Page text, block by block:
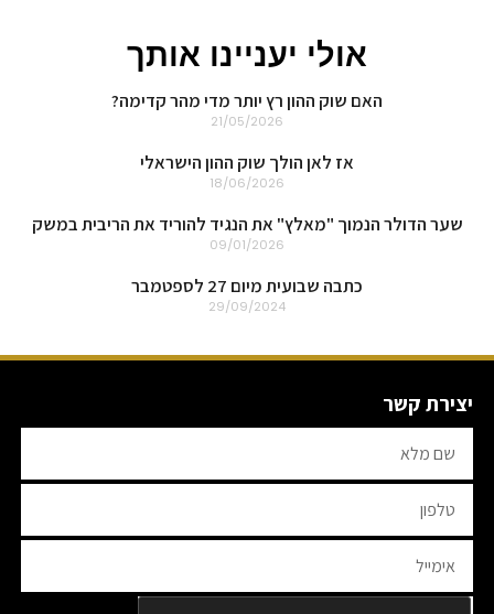
אולי יעניינו אותך
האם שוק ההון רץ יותר מדי מהר קדימה?
21/05/2026
אז לאן הולך שוק ההון הישראלי
18/06/2026
שער הדולר הנמוך "מאלץ" את הנגיד להוריד את הריבית במשק
09/01/2026
כתבה שבועית מיום 27 לספטמבר
29/09/2024
יצירת קשר